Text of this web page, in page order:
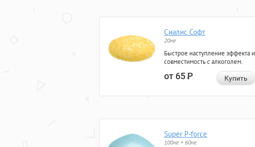
Сиалис Софт
20мг
Быстрое наступление эффекта и
совместимость с алкоголем.
от 65Р Купить
Super P-force
100мг + 60мг